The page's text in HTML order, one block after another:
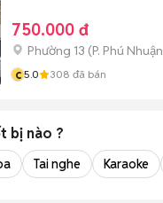
750.000 đ
Phường 13 (P. Phú Nhuận
c 5.0 308 đã bán
bị nào ?
Tai nghe Karaoke